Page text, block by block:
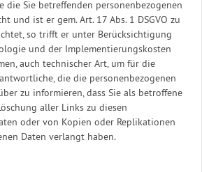
die Sie betreffenden personenbezogenen
und ist er gem. Art. 17 Abs. 1 DSGVO zu
so trifft er unter Berücksichtigung
und der Implementierungskosten
auch technischer Art, um für die
die die personenbezogenen
zu informieren, dass Sie als betroffene
aller Links zu diesen
oder von Kopien oder Replikationen
Daten verlangt haben.